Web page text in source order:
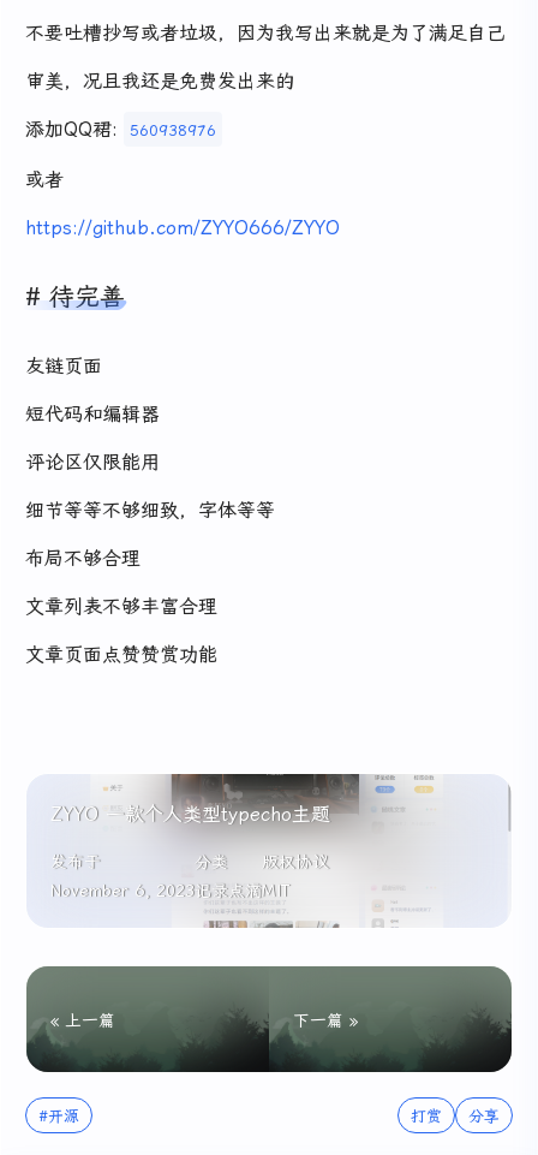
不要吐槽抄写或者垃圾，因为我写出来就是为了满足自己
审美，况且我还是免费发出来的
添加QQ裙:
560938976
或者
https://github.com/ZYYO666/ZYYO
待完善
友链页面
短代码和编辑器
评论区仅限能用
细节等等不够细致，字体等等
布局不够合理
文章列表不够丰富合理
文章页面点赞赞赏功能
ZYYO 一款个人类型typecho主题
发布于
November 6, 2023
分类
记录点滴
版权协议
MIT
« 上一篇 下一篇 »
#开源 打赏 分享